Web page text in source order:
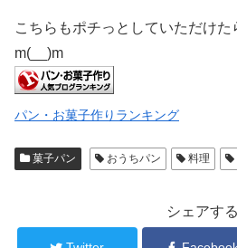
こちらもポチっとしていただけた
m(__)m
パン・お菓子作りランキング
菓子パン おうちパン 料理
シェアする